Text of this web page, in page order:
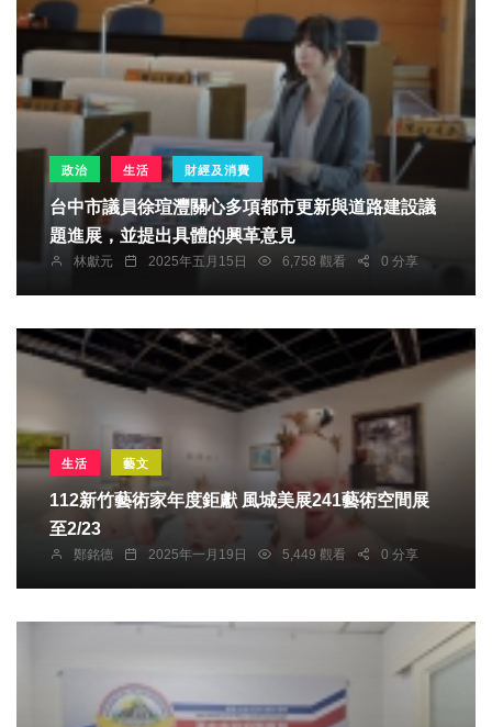
政治 生活 財經及消費
台中市議員徐瑄灃關心多項都市更新與道路建設議
題進展，並提出具體的興革意見
林獻元 2025年五月15日 6,758 觀看 0 分享
生活 藝文
112新竹藝術家年度鉅獻 風城美展241藝術空間展
至2/23
鄭銘德 2025年一月19日 5,449 觀看 0 分享